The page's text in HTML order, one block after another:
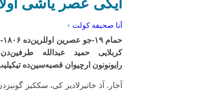
آنا صحیفه کولت
کربلایی حمید عبدالله طرفین‌دن
رایونونون ارچیوان قصبه‌سین‌ده
آخار. آذ خاتیرلادیر کی، سککیز